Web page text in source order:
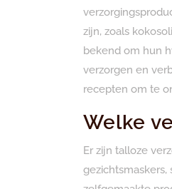
zijn, zoals
bekend om hun
verzorgen en
recepten om te
Welke
Er zijn talloze
gezichtsmaskers,